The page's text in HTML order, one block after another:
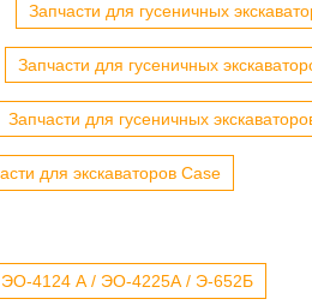
Запчасти для гусеничных
Запчасти для гусеничных
Запчасти для гусеничных
для экскаваторов Case
ЭО-4124 А / ЭО-4225А / Э-652Б